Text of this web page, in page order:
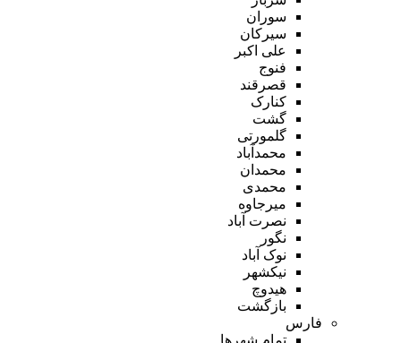
سوران
سیرکان
علی اکبر
فنوج
قصرقند
کنارک
گشت
گلمورتی
محمدآباد
محمدان
محمدی
میرجاوه
نصرت آباد
نگور
نوک آباد
نیکشهر
هیدوچ
بازگشت
فارس
تمام شهر‌ها